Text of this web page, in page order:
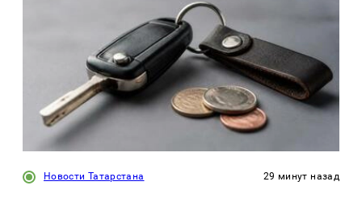
Новости Татарстана 29 минут назад